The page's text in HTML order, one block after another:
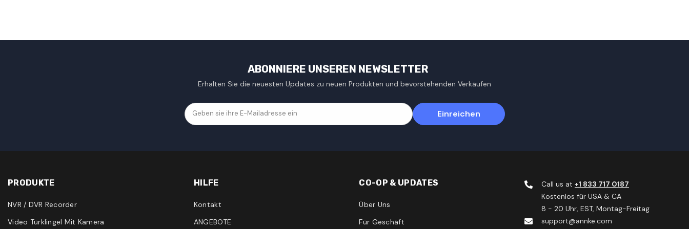
ABONNIERE UNSEREN NEWSLETTER
Erhalten Sie die neuesten Updates zu neuen Produkten und bevorstehenden Verkäufen
Geben sie ihre E-Mailadresse ein Einreichen
PRODUKTE
NVR / DVR Recorder
Video Türklingel Mit Kamera
HILFE
Kontakt
ANGEBOTE
CO-OP & UPDATES
Über Uns
Für Geschäft
Call us at +1 833 717 0187
Kostenlos für USA & CA
8 - 20 Uhr, EST, Montag-Freitag
support@annke.com